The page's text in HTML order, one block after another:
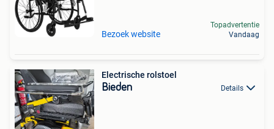
Bezoek website
Topadvertentie
Vandaag
Electrische rolstoel
Bieden Details